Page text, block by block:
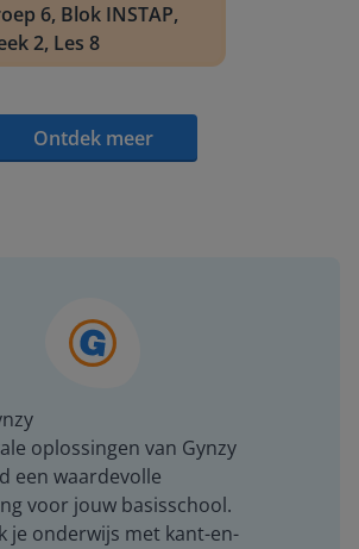
6, Blok INSTAP,
2, Les 8
Ontdek meer
oplossingen van Gynzy
een waardevolle
voor jouw basisschool.
je onderwijs met kant-en-